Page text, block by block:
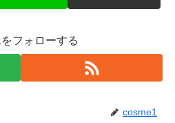
フォローする
cosme1